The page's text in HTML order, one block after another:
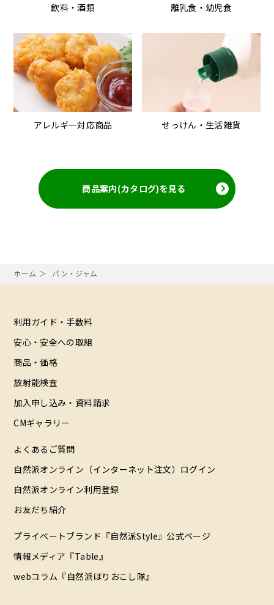
飲料・酒類 離乳食・幼児食
アレルギー対応商品 せっけん・生活雑貨
商品案内(カタログ)を見る
ホーム パン・ジャム
利用ガイド・手数料
安心・安全への取組
商品・価格
放射能検査
加入申し込み・資料請求
CMギャラリー
よくあるご質問
自然派オンライン（インターネット注文）ログイン
自然派オンライン利用登録
お友だち紹介
プライベートブランド『自然派Style』公式ページ
情報メディア『Table』
webコラム『自然派ほりおこし隊』